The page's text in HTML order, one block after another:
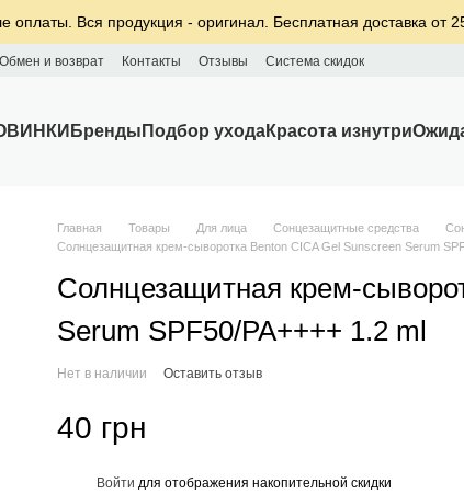
оплаты. Вся продукция - оригинал. Бесплатная доставка от
Обмен и возврат Контакты Отзывы Система скидок
Бренды Подбор уходаКрасота изнутри
Главная Товары Для лица Сонцезащитные средства
Солнцезащитная крем-сыворотка Benton CICA Gel Sunscreen Serum
Солнцезащитная крем-
Serum SPF50/PA++++ 1.2 ml
Нет в наличии Оставить отзыв
40 грн
Войти для отображения накопительной скидки